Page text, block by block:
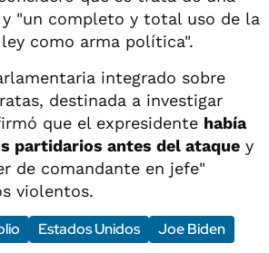
y "un completo y total uso de la
como arma política".
integrado sobre
destinada a investigar
que el expresidente había
partidarios antes del ataque y
de comandante en jefe"
violentos.
Estados Unidos Joe Biden